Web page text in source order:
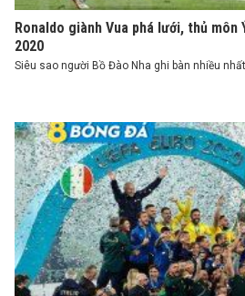
Ronaldo giành Vua phá lưới, thủ môn
2020
Siêu sao người Bồ Đào Nha ghi bàn nhiều nhất